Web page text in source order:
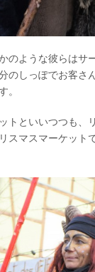
のような彼らはサ
のしっぽでお客さ
。
トといいつつも、
スマスマーケット